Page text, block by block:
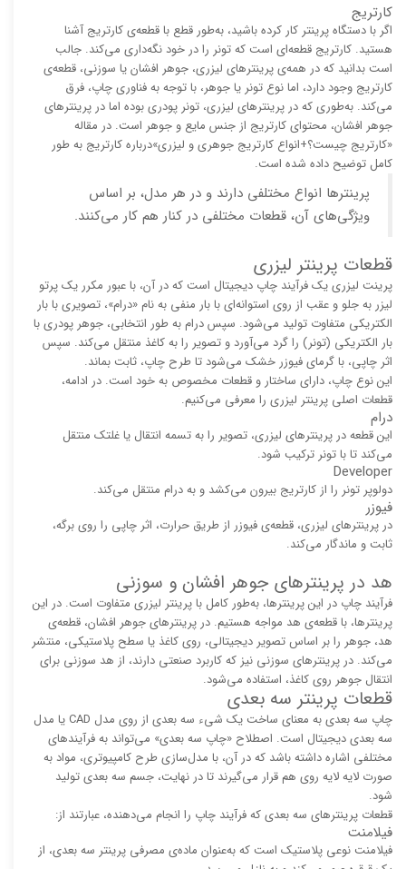
کارتریج
اگر با دستگاه پرینتر کار کرده باشید، به‌طور قطع با قطعه‌ی کارتریج آشنا
هستید. کارتریج قطعه‌ای است که تونر را در خود نگه‌داری می‌کند. جالب
است بدانید که در همه‌ی پرینترهای لیزری، جوهر افشان یا سوزنی، قطعه‌ی
کارتریج وجود دارد، اما نوع تونر یا جوهر، با توجه به فناوری چاپ، فرق
می‌کند. به‌طوری که در پرینترهای لیزری، تونر پودری بوده اما در پرینترهای
جوهر افشان، محتوای کارتریج از جنس مایع و جوهر است. در مقاله
«کارتریج چیست؟+انواع کارتریج جوهری و لیزری»درباره کارتریج به طور
کامل توضیح داده شده است.
پرینترها انواع مختلفی دارند و در هر مدل، بر اساس
ویژگی‌های آن، قطعات مختلفی در کنار هم کار می‌کنند.
قطعات پرینتر لیزری
پرینت لیزری یک فرآیند چاپ دیجیتال است که در آن، با عبور مکرر یک پرتو
لیزر به جلو و عقب از روی استوانه‌ای با بار منفی به نام «درام»، تصویری با بار
الکتریکی متفاوت تولید می‌شود. سپس درام به طور انتخابی، جوهر پودری با
بار الکتریکی (تونر) را گرد می‌آورد و تصویر را به کاغذ منتقل می‌کند. سپس
اثر چاپی، با گرمای فیوزر خشک می‌شود تا طرح چاپ، ثابت بماند.
این نوع چاپ، دارای ساختار و قطعات مخصوص به خود است. در ادامه،
قطعات اصلی پرینتر لیزری را معرفی می‌کنیم.
درام
این قطعه در پرینترهای لیزری، تصویر را به تسمه انتقال یا غلتک منتقل
می‌کند تا با تونر ترکیب شود.
Developer
دولوپر تونر را از کارتریج بیرون می‌کشد و به درام منتقل می‌کند.
فیوزر
در پرینترهای لیزری، قطعه‌ی فیوزر از طریق حرارت، اثر چاپی را روی برگه،
ثابت و ماندگار می‌کند.
هد در پرینترهای جوهر افشان و سوزنی
فرآیند چاپ در این پرینترها، به‌طور کامل با پرینتر لیزری متفاوت است. در این
پرینترها، با قطعه‌ی هد مواجه هستیم. در پرینترهای جوهر افشان، قطعه‌ی
هد، جوهر را بر اساس تصویر دیجیتالی، روی کاغذ یا سطح پلاستیکی، منتشر
می‌کند. در پرینترهای سوزنی نیز که کاربرد صنعتی دارند، از هد سوزنی برای
انتقال جوهر روی کاغذ، استفاده می‌شود.
قطعات پرینتر سه بعدی
چاپ سه بعدی به معنای ساخت یک شیء سه بعدی از روی مدل CAD یا مدل
سه بعدی دیجیتال است. اصطلاح «چاپ سه بعدی» می‌تواند به فرآیندهای
مختلفی اشاره داشته باشد که در آن، با مدل‌سازی طرح کامپیوتری، مواد به
صورت لایه لایه روی هم قرار می‌گیرند تا در نهایت، جسم سه بعدی تولید
شود.
قطعات پرینترهای سه بعدی که فرآیند چاپ را انجام می‌دهنده، عبارتند از:
فیلامنت
فیلامنت نوعی پلاستیک است که به‌عنوان ماده‌ی مصرفی پرینتر سه بعدی، از